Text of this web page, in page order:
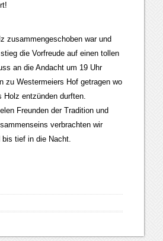
zusammengeschoben war und
die Vorfreude auf einen tollen
an die Andacht um 19 Uhr
zu Westermeiers Hof getragen wo
Holz entzünden durften.
Freunden der Tradition und
verbrachten wir
bis tief in die Nacht.